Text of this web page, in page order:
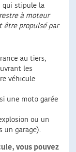
qui stipule la
à moteur
être propulsé par
au tiers,
les
véhicule
une moto garée
ou un
un garage).
vous pouvez